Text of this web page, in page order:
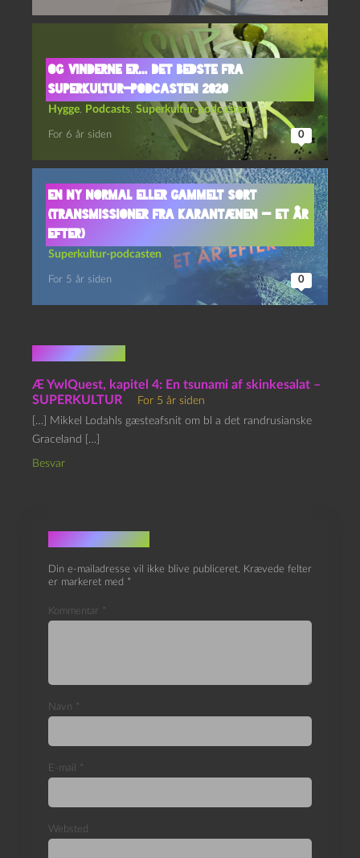
Og vinderne er… Det bedste fra
Superkultur-podcasten 2020
Hygge, Podcasts, Superkultur-podcasten
For 6 år siden 0
En ny normal eller gammelt sort
(Transmissioner fra karantænen — et år
efter)
Superkultur-podcasten
For 5 år siden 0
1 kommentar
Æ YwlQuest, kapitel 4: En tsunami af skinkesalat –
SUPERKULTUR
For 5 år siden
[…] Mikkel Lodahls gæsteafsnit om bl a det randrusianske
Graceland […]
Besvar
Skriv et svar
Din e-mailadresse vil ikke blive publiceret. Krævede felter
er markeret med *
Kommentar *
Navn *
E-mail *
Websted